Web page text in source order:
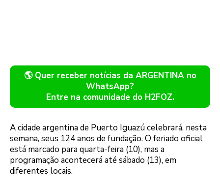
🌎 Quer receber notícias da ARGENTINA no
WhatsApp?
Entre na comunidade do H2FOZ.
A cidade argentina de Puerto Iguazú celebrará, nesta
semana, seus 124 anos de fundação. O feriado oficial
está marcado para quarta-feira (10), mas a
programação acontecerá até sábado (13), em
diferentes locais.